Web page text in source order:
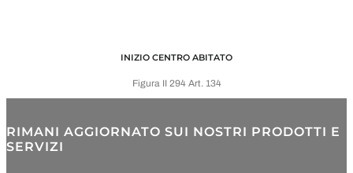
INIZIO CENTRO ABITATO
Figura II 294 Art. 134
RIMANI AGGIORNATO SUI NOSTRI PRODOTTI E
SERVIZI